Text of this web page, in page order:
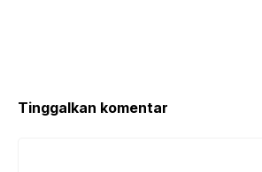
Tinggalkan komentar